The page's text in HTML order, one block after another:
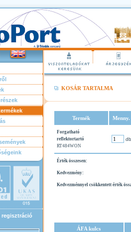
regisztráció
KOSÁR TARTALMA
Termék Menny.
Forgatható
reflektortartó
RT484WON
db
Érték összesen:
Kedvezmény:
Kedvezménnyel csökkentett érték
ÁFA kulcs